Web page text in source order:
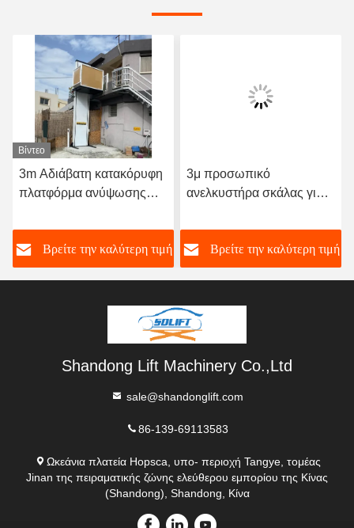
κατακόρυφη
ανύψωσης
για άτομα
Βρείτε την καλύτερη τιμή
3μ προσωπικό
ανελκυστήρα σκάλας για
ανελκυστήρας
πλατφόρμας αναπηρικού
καρέκλα ανελκυστήρες για
Βρείτε την καλύτερη τιμή
Shandong Lift Machinery Co.,Ltd
sale@shandonglift.com
86-139-69113583
Ωκεάνια πλατεία Hopsca, υπο- περιοχή Tangye, τομέας
Jinan της πειραματικής ζώνης ελεύθερου εμπορίου της Κίνας
(Shandong), Shandong, Κίνα